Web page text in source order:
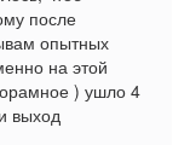
после
опытных
на этой
) ушло 4
выход